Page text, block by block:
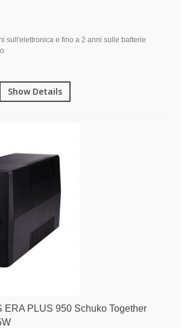
sull'elettronica e fino a 2 anni sulle batterie
Show Details
ERA PLUS 950 Schuko Together